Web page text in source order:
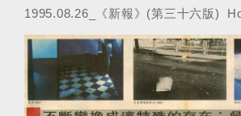
1995.08.26_《新報》(第三十六版)